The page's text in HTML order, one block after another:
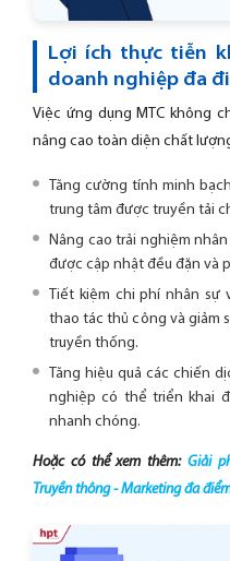
Lợi ích thực tiễn
doanh nghiệp đa
Việc ứng dụng MTC không
nâng cao toàn diện chất
Tăng cường tính minh
trung tâm được truyền tải
Nâng cao trải nghiệm
được cập nhật đều đặn và
Tiết kiệm chi phí nhân sự
thao tác thủ công và giảm
truyền thống.
Tăng hiệu quả các chiến
nghiệp có thể triển khai
nhanh chóng.
Hoặc có thể xem thêm: Giải
Truyền thông - Marketing đa